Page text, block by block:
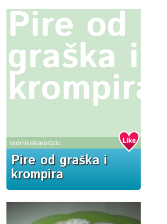
Pire od
graška i
krompira
radmilakaradzic
Pire od graška i
krompira